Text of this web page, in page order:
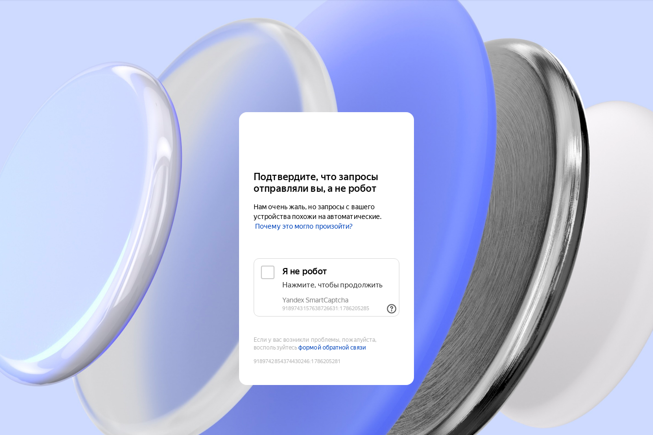
Подтвердите, что запросы
отправляли вы, а не робот
Нам очень жаль, но запросы с вашего
устройства похожи на автоматические.
Почему это могло произойти?
Если у вас возникли проблемы, пожалуйста,
воспользуйтесьформой обратной связи
9189742854374430246:1786205281